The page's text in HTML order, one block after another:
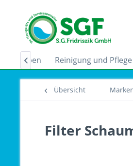
Reinigung und Pflege

Übersicht
Filter